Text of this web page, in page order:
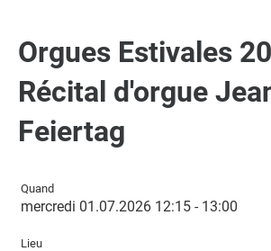
Orgues Estivales
Récital d'orgue
Feiertag
Quand
mercredi 01.07.2026 12:15 - 13:00
Lieu